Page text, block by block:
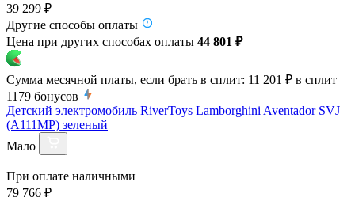
39 299 ₽
Другие способы оплаты
Цена при других способах оплаты 44 801 ₽
Сумма месячной платы, если брать в сплит: 11 201 ₽ в сплит
1179 бонусов
Детский электромобиль RiverToys Lamborghini Aventador SVJ
(A111MP) зеленый
Мало
При оплате наличными
79 766 ₽